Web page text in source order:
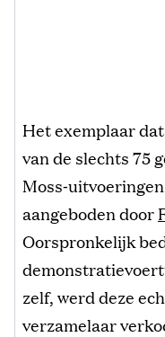
Het exemplaar
van de slechts 75
aangeboden door
Oorspronkelijk
zelf, werd deze
verzamelaar